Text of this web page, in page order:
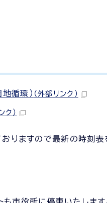
循環） （外部リンク）
ク）
りますので最新の時刻